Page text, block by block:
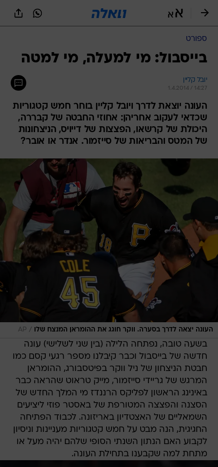
ספורט
בייסבול: מי למעלה, מי למטה
יובל קליין
1.4.2014 / 14:27
העונה יוצאת לדרך ויובל קליין בוחר חמש קטגוריות
שכדאי לעקוב אחריהן: אחוזי החבטה של קבררה,
היכולת של קרשאו, הפצצות של דייויס, הניצחונות
של המטס והבריאות של סייזמור. אנדר או אובר?
העונה יצאה לדרך בסערה. ווקר חוגג את ההומראן המנצח שלו /
AP
בשעה טובה, נפתחה הלילה (בין שני לשלישי) עונה
חדשה של בייסבול וכבר קיבלנו מספר רגעי קסם כמו
חבטת הניצחון של ניל ווקר בפיטסבורג, ההומראן
המרגש של גריידי סייזמור, מייק טראוט שהראה כבר
באינינג הראשון לפליקס הרננדז מי המלך החדש של
הסצנה והפצצה המטורפת של באסטר פוזי ליציעים
השמאליים של האצטדיון באריזונה. לכבוד הפתיחה
החגיגית, הנה מבט על חמש קטגוריות מעניינות וניסיון
לקבוע האם הנתון השנתי הסופי שלהם יהיה מעל או
מתחת למה שקבענו בתחילת העונה.